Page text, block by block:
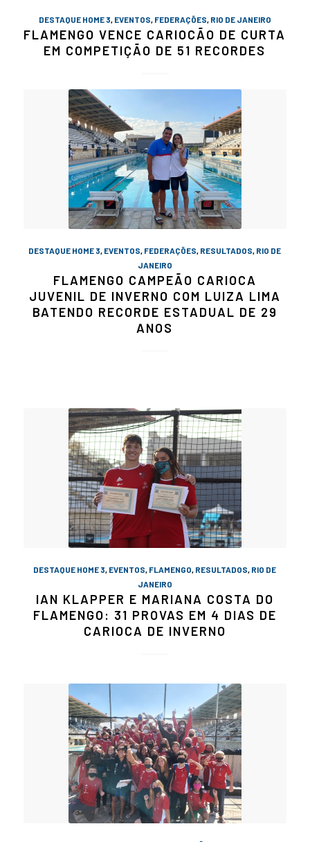
DESTAQUE HOME 3, EVENTOS, FEDERAÇÕES, RIO DE JANEIRO
FLAMENGO VENCE CARIOCÃO DE CURTA
EM COMPETIÇÃO DE 51 RECORDES
DESTAQUE HOME 3, EVENTOS, FEDERAÇÕES, RESULTADOS, RIO DE
JANEIRO
FLAMENGO CAMPEÃO CARIOCA
JUVENIL DE INVERNO COM LUIZA LIMA
BATENDO RECORDE ESTADUAL DE 29
ANOS
DESTAQUE HOME 3, EVENTOS, FLAMENGO, RESULTADOS, RIO DE
JANEIRO
IAN KLAPPER E MARIANA COSTA DO
FLAMENGO: 31 PROVAS EM 4 DIAS DE
CARIOCA DE INVERNO